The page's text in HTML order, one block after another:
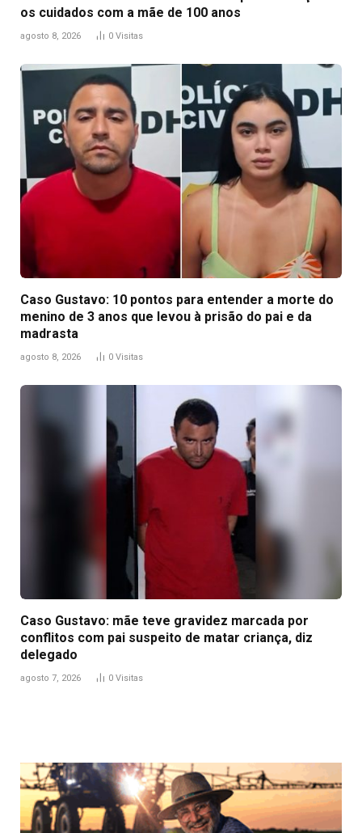
os cuidados com a mãe de 100 anos
agosto 8, 2026 0 Visitas
Caso Gustavo: 10 pontos para entender a morte do
menino de 3 anos que levou à prisão do pai e da
madrasta
agosto 8, 2026 0 Visitas
Caso Gustavo: mãe teve gravidez marcada por
conflitos com pai suspeito de matar criança, diz
delegado
agosto 7, 2026 0 Visitas